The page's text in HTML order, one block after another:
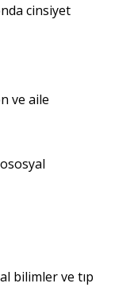
cinsiyet
ve aile
bilimler ve tıp